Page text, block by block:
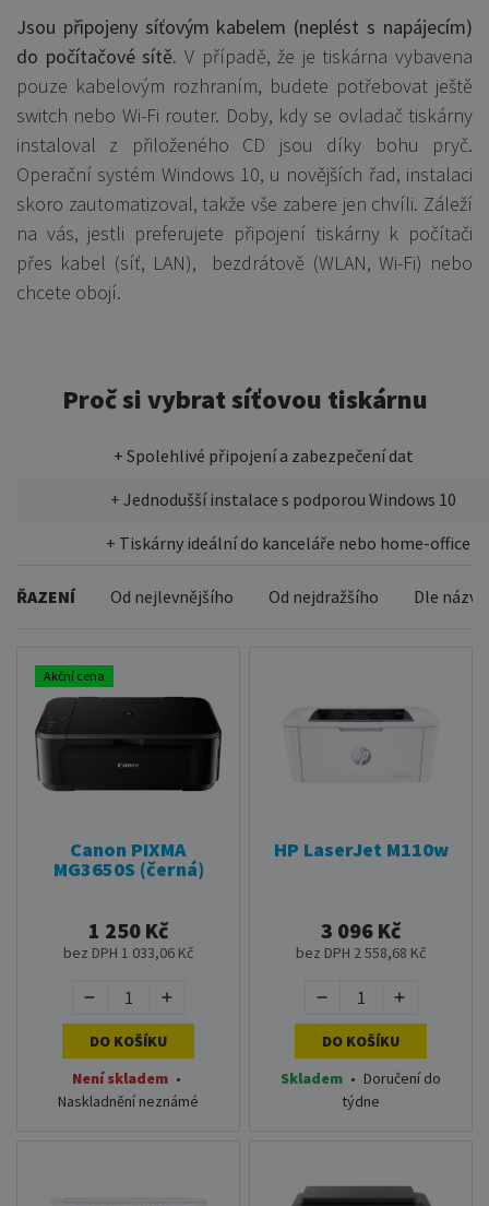
Jsou připojeny síťovým kabelem (neplést s napájecím)
do počítačové sítě. V případě, že je tiskárna vybavena
pouze kabelovým rozhraním, budete potřebovat ještě
switch nebo Wi-Fi router. Doby, kdy se ovladač tiskárny
instaloval z přiloženého CD jsou díky bohu pryč.
Operační systém Windows 10, u novějších řad, instalaci
skoro zautomatizoval, takže vše zabere jen chvíli. Záleží
na vás, jestli preferujete připojení tiskárny k počítači
přes kabel (síť, LAN), bezdrátově (WLAN, Wi-Fi) nebo
chcete obojí.
Proč si vybrat síťovou tiskárnu
+ Spolehlivé připojení a zabezpečení dat
+ Jednodušší instalace s podporou Windows 10
+ Tiskárny ideální do kanceláře nebo home-office
ŘAZENÍ Od nejlevnějšího Od nejdražšího Dle názvu
Akční cena
Canon PIXMA
MG3650S (černá)
1 250 Kč
bez DPH 1 033,06 Kč
DO KOŠÍKU
Není skladem •
Naskladnění neznámé
HP LaserJet M110w
3 096 Kč
bez DPH 2 558,68 Kč
DO KOŠÍKU
Skladem • Doručení do
týdne